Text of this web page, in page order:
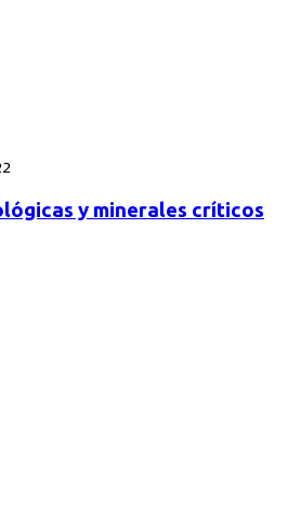
y minerales críticos